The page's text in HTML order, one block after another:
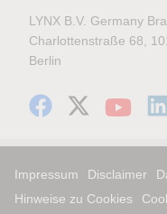
LYNX B.V. Germany
Charlottenstraße 68,
Berlin
Impressum Disclaimer
Hinweise zu Cookies